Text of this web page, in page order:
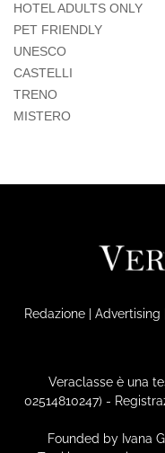
HOTEL ADULTS ONLY
PET FRIENDLY
UNESCO
CASTELLI
TRENO
MISTERO
Redazione| Advertising
Veraclasse è una
02514810247) -
Founded by Ivana